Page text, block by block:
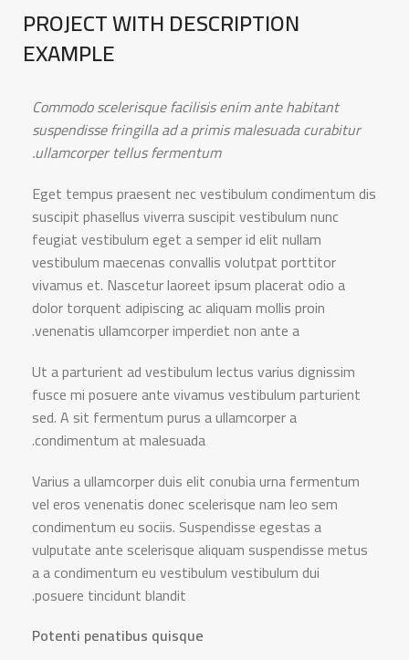
PROJECT WITH DESCRIPTION
EXAMPLE
Commodo scelerisque facilisis enim ante habitant
suspendisse fringilla ad a primis malesuada curabitur
ullamcorper tellus fermentum.
Eget tempus praesent nec vestibulum condimentum dis
suscipit phasellus viverra suscipit vestibulum nunc
feugiat vestibulum eget a semper id elit nullam
vestibulum maecenas convallis volutpat porttitor
vivamus et. Nascetur laoreet ipsum placerat odio a
dolor torquent adipiscing ac aliquam mollis proin
venenatis ullamcorper imperdiet non ante a.
Ut a parturient ad vestibulum lectus varius dignissim
fusce mi posuere ante vivamus vestibulum parturient
sed. A sit fermentum purus a ullamcorper a
condimentum at malesuada.
Varius a ullamcorper duis elit conubia urna fermentum
vel eros venenatis donec scelerisque nam leo sem
condimentum eu sociis. Suspendisse egestas a
vulputate ante scelerisque aliquam suspendisse metus
a a condimentum eu vestibulum vestibulum dui
posuere tincidunt blandit.
Potenti penatibus quisque